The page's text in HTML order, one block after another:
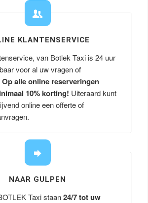
KLANTENSERVICE
van Botlek Taxi is 24 uur
voor al uw vragen of
Op alle online reserveringen
10% korting! Uiteraard kunt
online een offerte of
NAAR GULPEN
Taxi staan24/7 tot uw